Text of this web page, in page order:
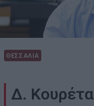
ΘΕΣΣΑΛΙΑ
Δ.